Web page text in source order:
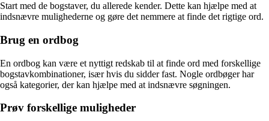
Start med de bogstaver, du allerede kender. Dette kan hjælpe med at
indsnævre mulighederne og gøre det nemmere at finde det rigtige ord.
Brug en ordbog
En ordbog kan være et nyttigt redskab til at finde ord med forskellige
bogstavkombinationer, især hvis du sidder fast. Nogle ordbøger har
også kategorier, der kan hjælpe med at indsnævre søgningen.
Prøv forskellige muligheder